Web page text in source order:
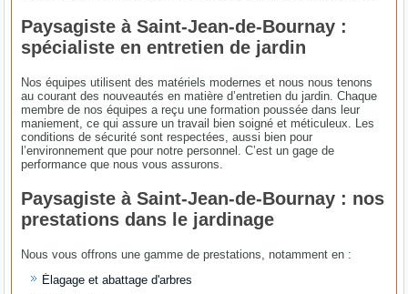
Paysagiste à Saint-Jean-de-Bournay :
spécialiste en entretien de jardin
Nos équipes utilisent des matériels modernes et nous nous tenons
au courant des nouveautés en matière d’entretien du jardin. Chaque
membre de nos équipes a reçu une formation poussée dans leur
maniement, ce qui assure un travail bien soigné et méticuleux. Les
conditions de sécurité sont respectées, aussi bien pour
l’environnement que pour notre personnel. C’est un gage de
performance que nous vous assurons.
Paysagiste à Saint-Jean-de-Bournay : nos
prestations dans le jardinage
Nous vous offrons une gamme de prestations, notamment en :
Élagage et abattage d'arbres